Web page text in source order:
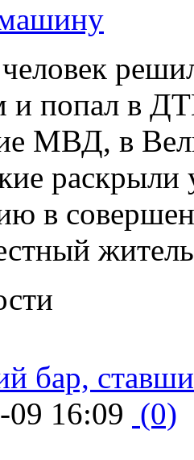
и попал в
МВД, в
в
бар,
09 16:09 (0)